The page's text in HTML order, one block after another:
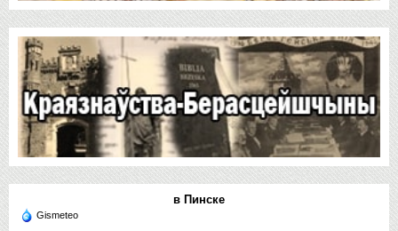
в Пинске
Gismeteo